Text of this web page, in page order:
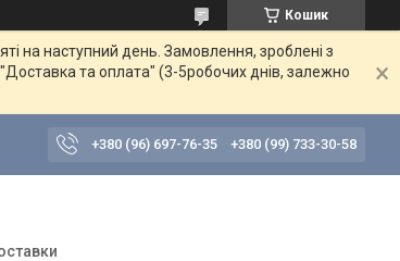
Кошик
на наступний день. Замовлення, зроблені з
"Доставка та оплата" (3-5робочих днів, залежно
+380 (96) 697-76-35 +380 (99) 733-30-58